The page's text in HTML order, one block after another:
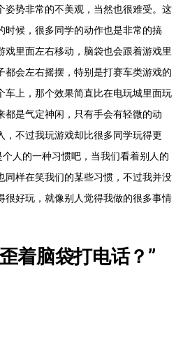
姿势非常的不美观，当然也很难受。这
时候，很多同学的动作也是非常的搞
戏里面左右移动，脑袋也会跟着游戏里
都会左右摇摆，特别是打赛车类游戏的
车上，那个效果简直比在电玩城里面玩
都是气定神闲，只有手会有轻微的动
，不过我玩游戏却比很多同学玩得更
人的一种习惯吧，当我们看着别人的
同样在笑我们的某些习惯，不过我并没
很好玩，就像别人觉得我做的很多事情
着脑袋打电话？”